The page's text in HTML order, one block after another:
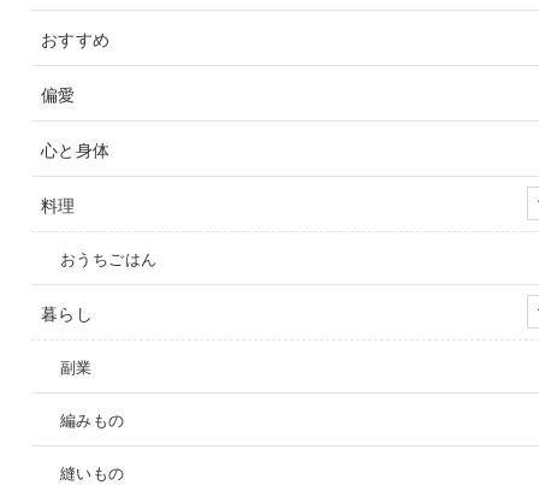
おすすめ
偏愛
心と身体
料理
おうちごはん
暮らし
副業
編みもの
縫いもの